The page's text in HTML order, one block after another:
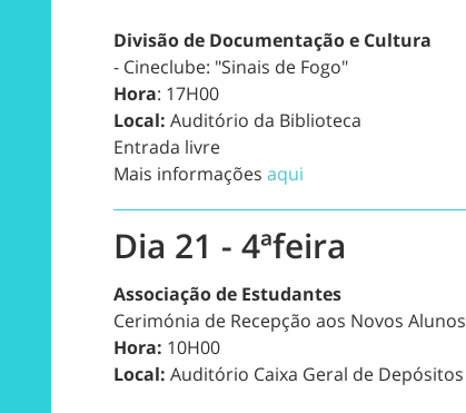
Divisão de Documentação e Cultura
- Cineclube: "Sinais de Fogo"
Hora: 17H00
Local: Auditório da Biblioteca
Entrada livre
Mais informações aqui
Dia 21 - 4ªfeira
Associação de Estudantes
Cerimónia de Recepção aos Novos Alunos
Hora: 10H00
Local: Auditório Caixa Geral de Depósitos